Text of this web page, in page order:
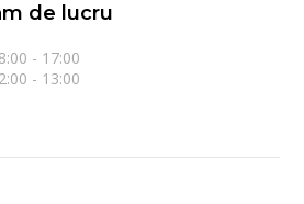
de lucru
- 17:00
- 13:00